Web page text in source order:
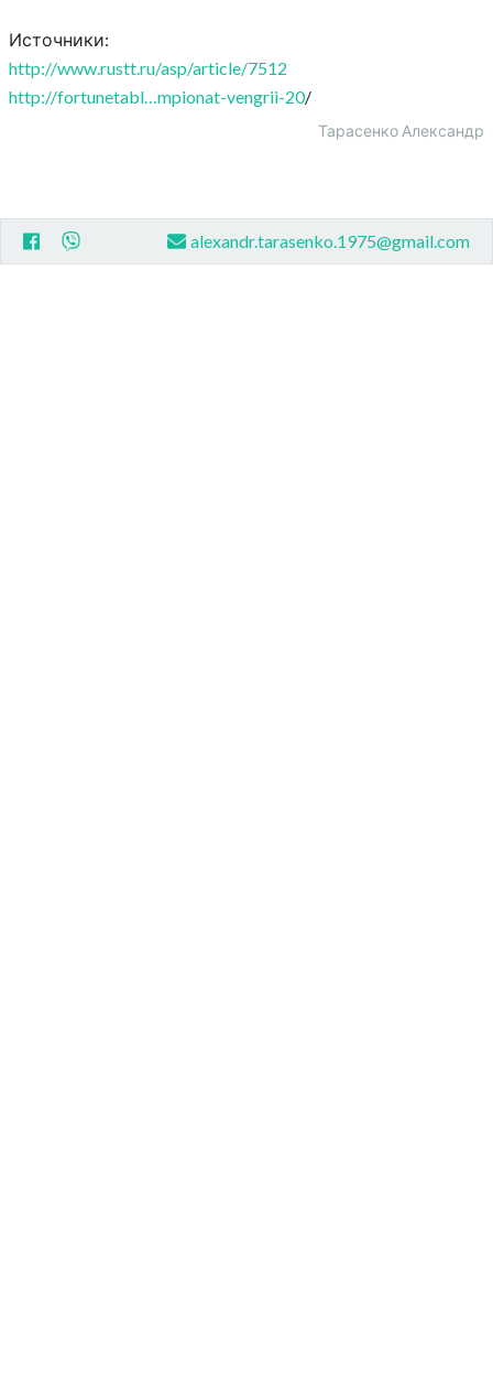
Источники:
http://www.rustt.ru/asp/article/7512
http://fortunetabl…mpionat-vengrii-20/
Тарасенко Александр
alexandr.tarasenko.1975@gmail.com